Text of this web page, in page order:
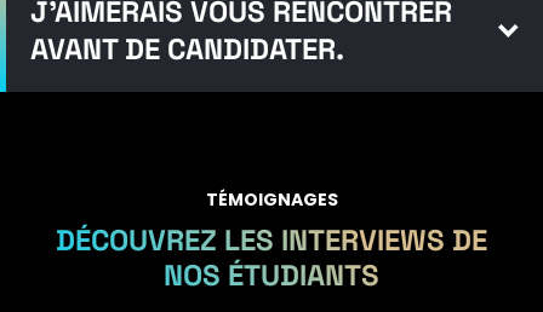
J'AIMERAIS VOUS RENCONTRER
AVANT DE CANDIDATER.
TÉMOIGNAGES
DÉCOUVREZ LES INTERVIEWS DE
NOS ÉTUDIANTS